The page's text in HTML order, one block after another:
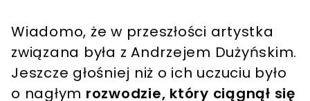
Wiadomo, że w przeszłości artystka
związana była z Andrzejem Dużyńskim.
Jeszcze głośniej niż o ich uczuciu było
o nagłym rozwodzie, który ciągnął się